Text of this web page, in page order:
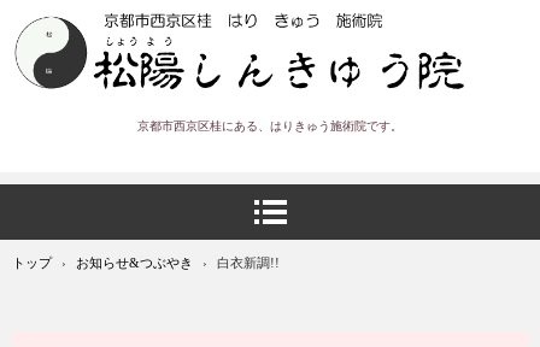
京都市西京区桂にある、はりきゅう施術院です。
トップ › お知らせ&つぶやき › 白衣新調!!